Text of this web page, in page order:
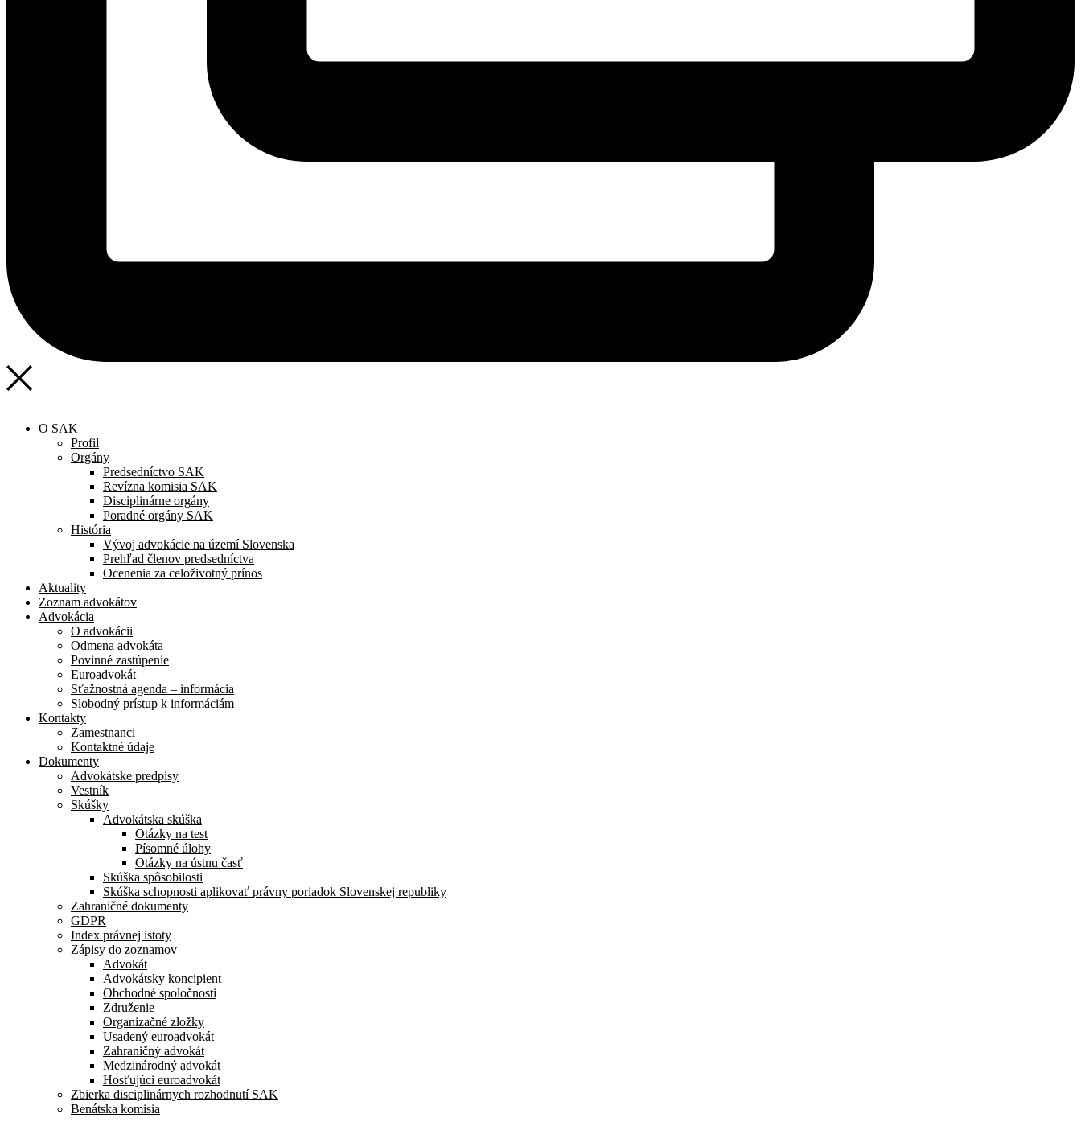
O SAK
Profil
Orgány
Predsedníctvo SAK
Revízna komisia SAK
Disciplinárne orgány
Poradné orgány SAK
História
Vývoj advokácie na území Slovenska
Prehľad členov predsedníctva
Ocenenia za celoživotný prínos
Aktuality
Zoznam advokátov
Advokácia
O advokácii
Odmena advokáta
Povinné zastúpenie
Euroadvokát
Sťažnostná agenda – informácia
Slobodný prístup k informáciám
Kontakty
Zamestnanci
Kontaktné údaje
Dokumenty
Advokátske predpisy
Vestník
Skúšky
Advokátska skúška
Otázky na test
Písomné úlohy
Otázky na ústnu časť
Skúška spôsobilosti
Skúška schopnosti aplikovať právny poriadok Slovenskej republiky
Zahraničné dokumenty
GDPR
Index právnej istoty
Zápisy do zoznamov
Advokát
Advokátsky koncipient
Obchodné spoločnosti
Združenie
Organizačné zložky
Usadený euroadvokát
Zahraničný advokát
Medzinárodný advokát
Hosťujúci euroadvokát
Zbierka disciplinárnych rozhodnutí SAK
Benátska komisia